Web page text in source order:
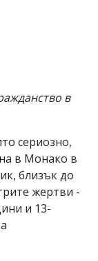
в
сериозно,
в Монако в
близък до
жертви -
и 13-